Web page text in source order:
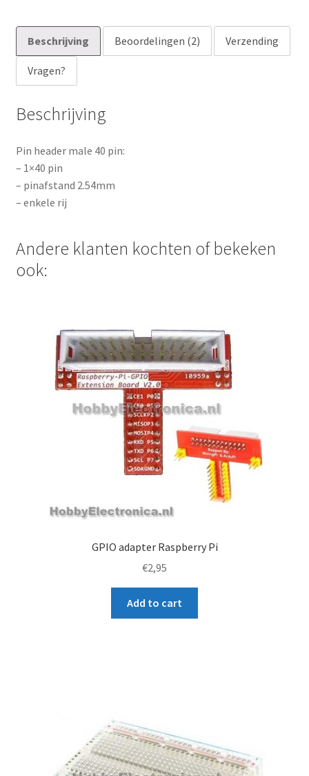
Beschrijving Beoordelingen (2) Verzending
Vragen?
Beschrijving
Pin header male 40 pin:
– 1×40 pin
– pinafstand 2.54mm
– enkele rij
Andere klanten kochten of bekeken
ook:
GPIO adapter Raspberry Pi
€2,95
Add to cart